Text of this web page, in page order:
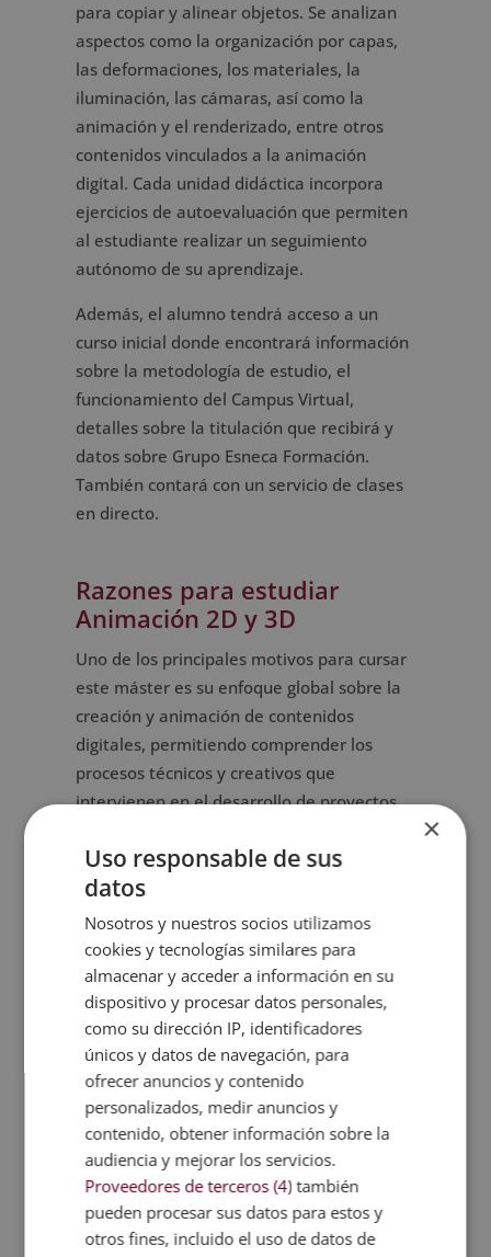
para copiar y alinear objetos. Se analizan
aspectos como la organización por capas,
las deformaciones, los materiales, la
iluminación, las cámaras, así como la
animación y el renderizado, entre otros
contenidos vinculados a la animación
digital. Cada unidad didáctica incorpora
ejercicios de autoevaluación que permiten
al estudiante realizar un seguimiento
autónomo de su aprendizaje.
Además, el alumno tendrá acceso a un
curso inicial donde encontrará información
sobre la metodología de estudio, el
funcionamiento del Campus Virtual,
detalles sobre la titulación que recibirá y
datos sobre Grupo Esneca Formación.
También contará con un servicio de clases
en directo.
Razones para estudiar
Animación 2D y 3D
Uno de los principales motivos para cursar
este máster es su enfoque global sobre la
creación y animación de contenidos
digitales, permitiendo comprender los
procesos técnicos y creativos que
intervienen en el desarrollo de proyectos
de conocimientos sólidos sobre las
herramientas más utilizadas en el entorno
de la animación.
Otro aspecto destacable es la amplitud de
los contenidos, orientados a proporcionar
una base conceptual clara sobre modelado,
animación, iluminación y renderizado. Esta
formación resulta adecuada para quienes
desean ampliar sus competencias y
fortalecer su perfil profesional dentro del
ámbito de la animación digital.
Salidas profesionales
×
Uso responsable de sus
datos
Nosotros y nuestros socios utilizamos
cookies y tecnologías similares para
almacenar y acceder a información en su
dispositivo y procesar datos personales,
como su dirección IP, identificadores
únicos y datos de navegación, para
ofrecer anuncios y contenido
personalizados, medir anuncios y
contenido, obtener información sobre la
audiencia y mejorar los servicios.
Proveedores de terceros (4) también
pueden procesar sus datos para estos y
otros fines, incluido el uso de datos de